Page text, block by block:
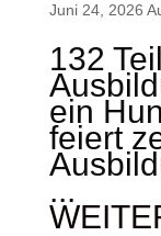
Juni 24, 2026
132
ein
feiert
...